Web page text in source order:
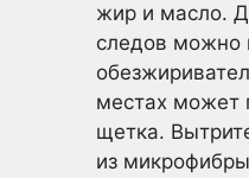
жир и масло.
следов можно
местах может
щетка.
из